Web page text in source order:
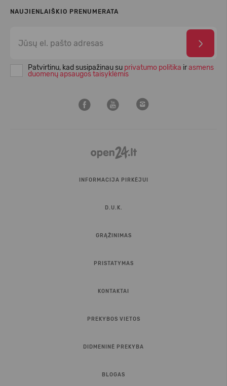
NAUJIENLAIŠKIO PRENUMERATA
Patvirtinu, kad susipažinau su privatumo politika irasmens
duomenų apsaugos taisyklėmis
INFORMACIJA PIRKĖJUI
D.U.K.
GRĄŽINIMAS
PRISTATYMAS
KONTAKTAI
PREKYBOS VIETOS
DIDMENINĖ PREKYBA
BLOGAS